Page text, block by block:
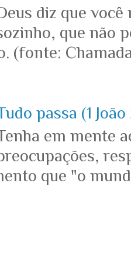
diz que você
que não
(fonte:
passa (1 João
em mente
que "o